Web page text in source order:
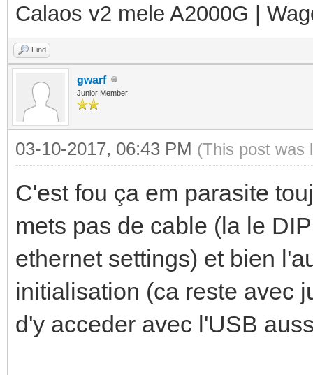
Calaos v2 mele A2000G |
Find
gwarf
Junior Member
03-10-2017, 06:43 PM (This post was
C'est fou ça em parasite
mets pas de cable (la le
ethernet settings) et bien
initialisation (ca reste avec
d'y acceder avec l'USB